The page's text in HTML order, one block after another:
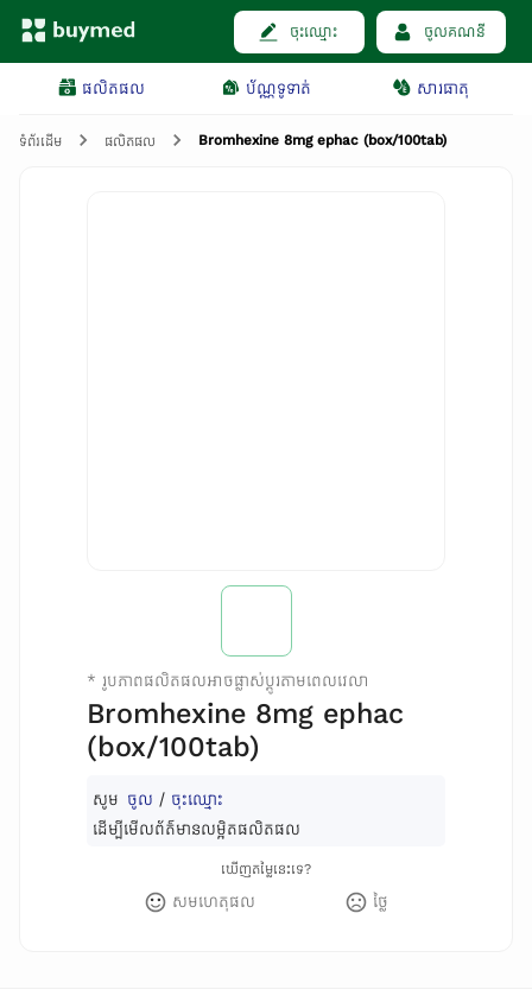
ចុះឈ្មោះ ចូលគណនី
ផលិតផល ប័ណ្ណទូទាត់ សារធាតុ
ទំព័រដើម ផលិតផល Bromhexine 8mg ephac (box/100tab)
* រូបភាពផលិតផលអាចផ្លាស់ប្តូរតាមពេលវេលា
Bromhexine 8mg ephac
(box/100tab)
សូម ចូល / ចុះឈ្មោះ
ដើម្បីមើលព័ត៌មានលម្អិតផលិតផល
ឃើញតម្លៃនេះទេ?
សមហេតុផល ថ្លៃ